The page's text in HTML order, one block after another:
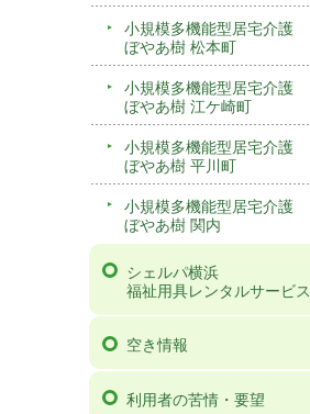
小規模多機能型居宅介護
ぼやあ樹 松本町
小規模多機能型居宅介護
ぼやあ樹 江ケ崎町
小規模多機能型居宅介護
ぼやあ樹 平川町
小規模多機能型居宅介護
ぼやあ樹 関内
シェルパ横浜
福祉用具レンタルサービス
空き情報
利用者の苦情・要望